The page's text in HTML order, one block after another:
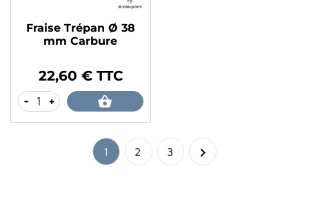
Fraise Trépan Ø 38
mm Carbure
Prix22,60 € TTC
- +
1 2 3 